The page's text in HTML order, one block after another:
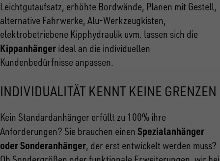
Leichtgutaufsatz, erhöhte Bordwände, Planen mit Gestell,
alternative Fahrwerke, Alu-Werkzeugkisten,
elektrobetriebene Kipphydraulik uvm. lassen sich die
Kippanhänger ideal an die individuellen
Kundenbedürfnisse anpassen.
INDIVIDUALITÄT KENNT KEINE GRENZEN
Kein Standardanhänger erfüllt zu 100% ihre
Anforderungen? Sie brauchen einen Spezialanhänger
oder Sonderanhänger, der erst entwickelt werden muss?